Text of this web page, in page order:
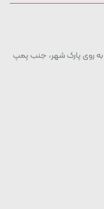
روی پارک شهر، جنب پمپ